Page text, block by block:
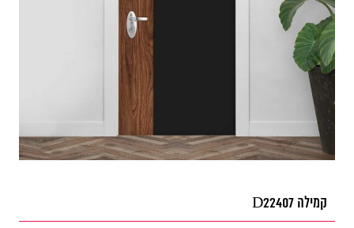
קמילה D22407